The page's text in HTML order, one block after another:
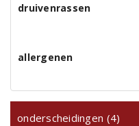
druivenrassen
allergenen
onderscheidingen (4)